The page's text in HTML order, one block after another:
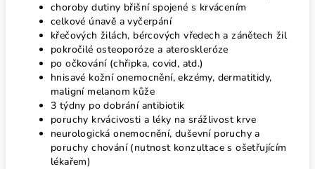
choroby dutiny břišní spojené s krvácením
celkové únavě a vyčerpání
křečových žilách, bércových vředech a zánětech žil
pokročilé osteoporóze a ateroskleróze
po očkování (chřipka, covid, atd.)
hnisavé kožní onemocnění, ekzémy, dermatitidy,
maligní melanom kůže
3 týdny po dobrání antibiotik
poruchy krvácivosti a léky na srážlivost krve
neurologická onemocnění, duševní poruchy a
poruchy chování (nutnost konzultace s ošetřujícím
lékařem)